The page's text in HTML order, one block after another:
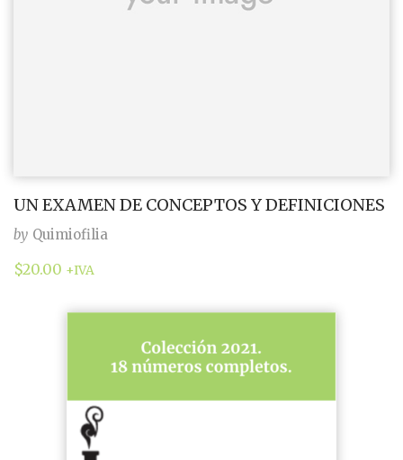
UN EXAMEN DE CONCEPTOS Y DEFINICIONES
by Quimiofilia
$20.00 +IVA